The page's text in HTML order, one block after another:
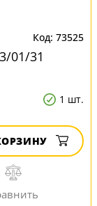
73525
01/31
1 шт.